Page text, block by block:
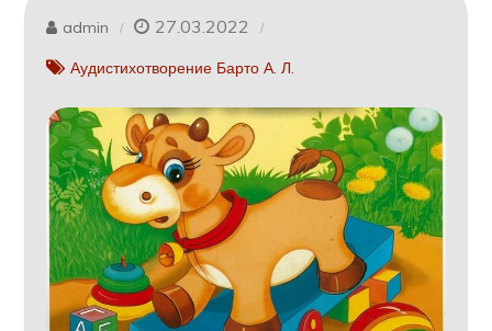
admin 27.03.2022
Аудистихотворение Барто А. Л.